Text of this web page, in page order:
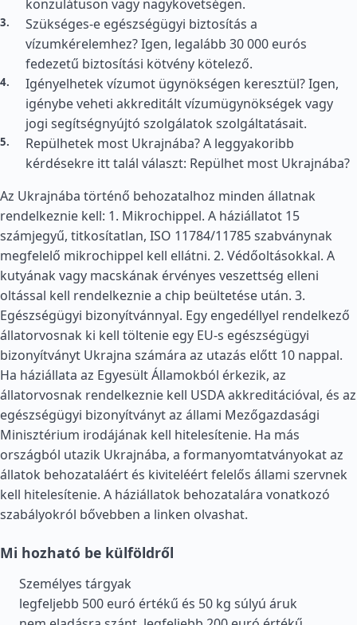
konzulátuson vagy nagykövetségen.
Szükséges-e egészségügyi biztosítás a
vízumkérelemhez? Igen, legalább 30 000 eurós
fedezetű biztosítási kötvény kötelező.
Igényelhetek vízumot ügynökségen keresztül? Igen,
igénybe veheti akkreditált vízumügynökségek vagy
jogi segítségnyújtó szolgálatok szolgáltatásait.
Repülhetek most Ukrajnába? A leggyakoribb
kérdésekre itt talál választ: Repülhet most Ukrajnába?
Az Ukrajnába történő behozatalhoz minden állatnak
rendelkeznie kell: 1. Mikrochippel. A háziállatot 15
számjegyű, titkosítatlan, ISO 11784/11785 szabványnak
megfelelő mikrochippel kell ellátni. 2. Védőoltásokkal. A
kutyának vagy macskának érvényes veszettség elleni
oltással kell rendelkeznie a chip beültetése után. 3.
Egészségügyi bizonyítvánnyal. Egy engedéllyel rendelkező
állatorvosnak ki kell töltenie egy EU-s egészségügyi
bizonyítványt Ukrajna számára az utazás előtt 10 nappal.
Ha háziállata az Egyesült Államokból érkezik, az
állatorvosnak rendelkeznie kell USDA akkreditációval, és az
egészségügyi bizonyítványt az állami Mezőgazdasági
Minisztérium irodájának kell hitelesítenie. Ha más
országból utazik Ukrajnába, a formanyomtatványokat az
állatok behozataláért és kiviteléért felelős állami szervnek
kell hitelesítenie. A háziállatok behozatalára vonatkozó
szabályokról bővebben a linken olvashat.
Mi hozható be külföldről
Személyes tárgyak
legfeljebb 500 euró értékű és 50 kg súlyú áruk